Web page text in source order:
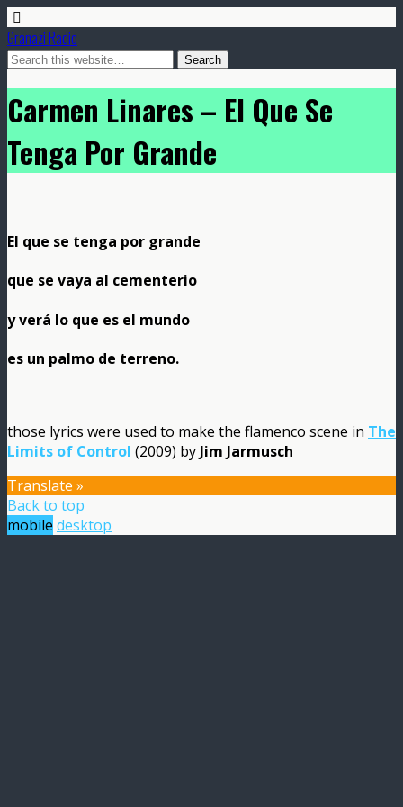
Granazi Radio
Carmen Linares – El Que Se
Tenga Por Grande
El que se tenga por grande
que se vaya al cementerio
y verá lo que es el mundo
es un palmo de terreno.
those lyrics were used to make the flamenco scene in The
Limits of Control (2009) by Jim Jarmusch
Translate »
Back to top
mobile desktop